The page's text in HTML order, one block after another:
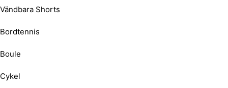
Vändbara Shorts
Bordtennis
Boule
Cykel